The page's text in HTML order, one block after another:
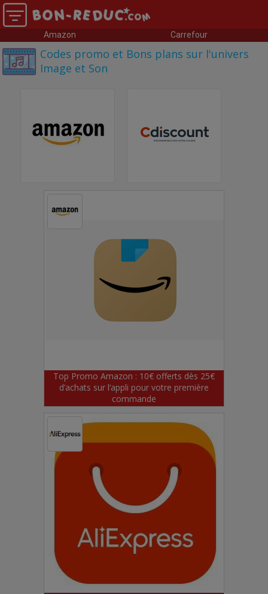
Amazon Carrefour
Codes promo et Bons plans sur l'univers
Image et Son
Top Promo Amazon : 10€ offerts dès 25€
d’achats sur l’appli pour votre première
commande